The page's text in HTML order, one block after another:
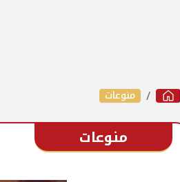
منوعات
منوعات